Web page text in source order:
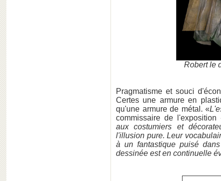
Robert le
Pragmatisme et souci
Certes une armure en
qu'une armure de métal. «
commissaire de l'exposition
aux costumiers et
l'illusion pure. Leur
à un fantastique puisé
dessinée est en continuelle